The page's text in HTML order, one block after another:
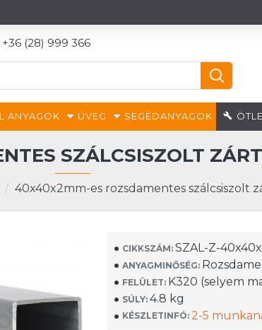
+36 (28) 999 366
ANYAGOK ÜVEG SEGÉDANYAGOK
40x40x2mm-es rozsdamentes szálcsiszolt
SZÁLCSISZOLT
CIKKSZÁM: SZAL-Z-
ANYAGMINŐSÉG:
FELÜLET: K320 (selyem
SÚLY: 4.8 kg
KÉSZLETINFÓ: 2-5